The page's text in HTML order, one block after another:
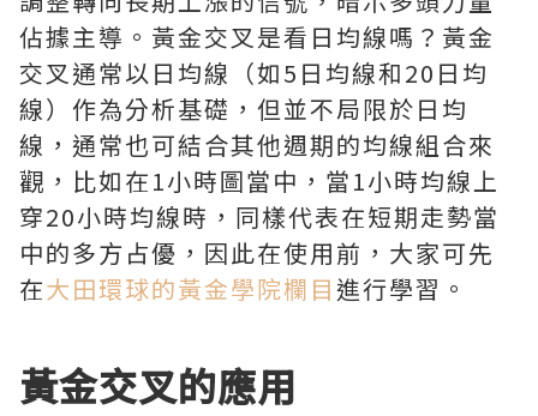
佔據主導。黃金交叉是看日均線嗎？黃金
交叉通常以日均線（如5日均線和20日均
線）作為分析基礎，但並不局限於日均
線，通常也可結合其他週期的均線組合來
觀，比如在1小時圖當中，當1小時均線上
穿20小時均線時，同樣代表在短期走勢當
中的多方占優，因此在使用前，大家可先
在大田環球的黃金學院欄目進行學習。
黃金交叉的應用